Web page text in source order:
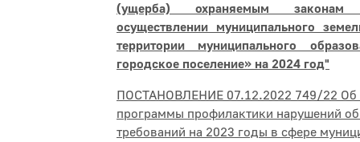
(ущерба) охраняемым
осуществлении муниципального
территории муниципального
городское поселение» на 2024 год"
ПОСТАНОВЛЕНИЕ 07.12.2022 749/22 Об
программы профилактики нарушений
требований на 2023 годы в сфере